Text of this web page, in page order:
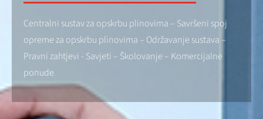
Centralni sustav za opskrbu plinovima – Savršeni spoj
opreme za opskrbu plinovima – Održavanje sustava –
Pravni zahtjevi - Savjeti – Školovanje – Komercijalne
ponude